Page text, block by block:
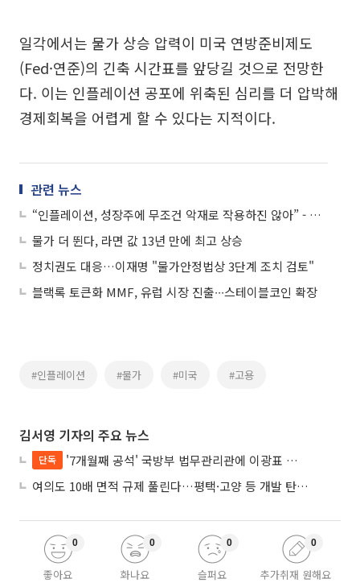
일각에서는 물가 상승 압력이 미국 연방준비제도
(Fed·연준)의 긴축 시간표를 앞당길 것으로 전망한
다. 이는 인플레이션 공포에 위축된 심리를 더 압박해
경제회복을 어렵게 할 수 있다는 지적이다.
관련 뉴스
“인플레이션, 성장주에 무조건 악재로 작용하진 않아” - KTB투자증권
물가 더 뛴다, 라면 값 13년 만에 최고 상승
정치권도 대응…이재명 "물가안정법상 3단계 조치 검토"
블랙록 토큰화 MMF, 유럽 시장 진출∙∙∙스테이블코인 확장
#인플레이션 #물가 #미국 #고용
김서영 기자의 주요 뉴스
단독
'7개월째 공석' 국방부 법무관리관에 이광표 변호사 내정
여의도 10배 면적 규제 풀린다…평택·고양 등 개발 탄력 기대
좋아요
0
화나요
0
슬퍼요
0
추가취재 원해요
0